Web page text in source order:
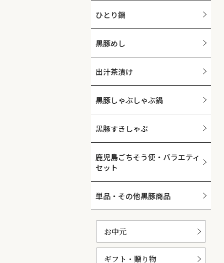
ひとり鍋
黒豚めし
出汁茶漬け
黒豚しゃぶしゃぶ鍋
黒豚すきしゃぶ
鹿児島ごちそう便・バラエティ
セット
単品・その他黒豚商品
お中元
ギフト・贈り物